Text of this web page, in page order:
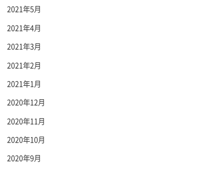
2021年5月
2021年4月
2021年3月
2021年2月
2021年1月
2020年12月
2020年11月
2020年10月
2020年9月